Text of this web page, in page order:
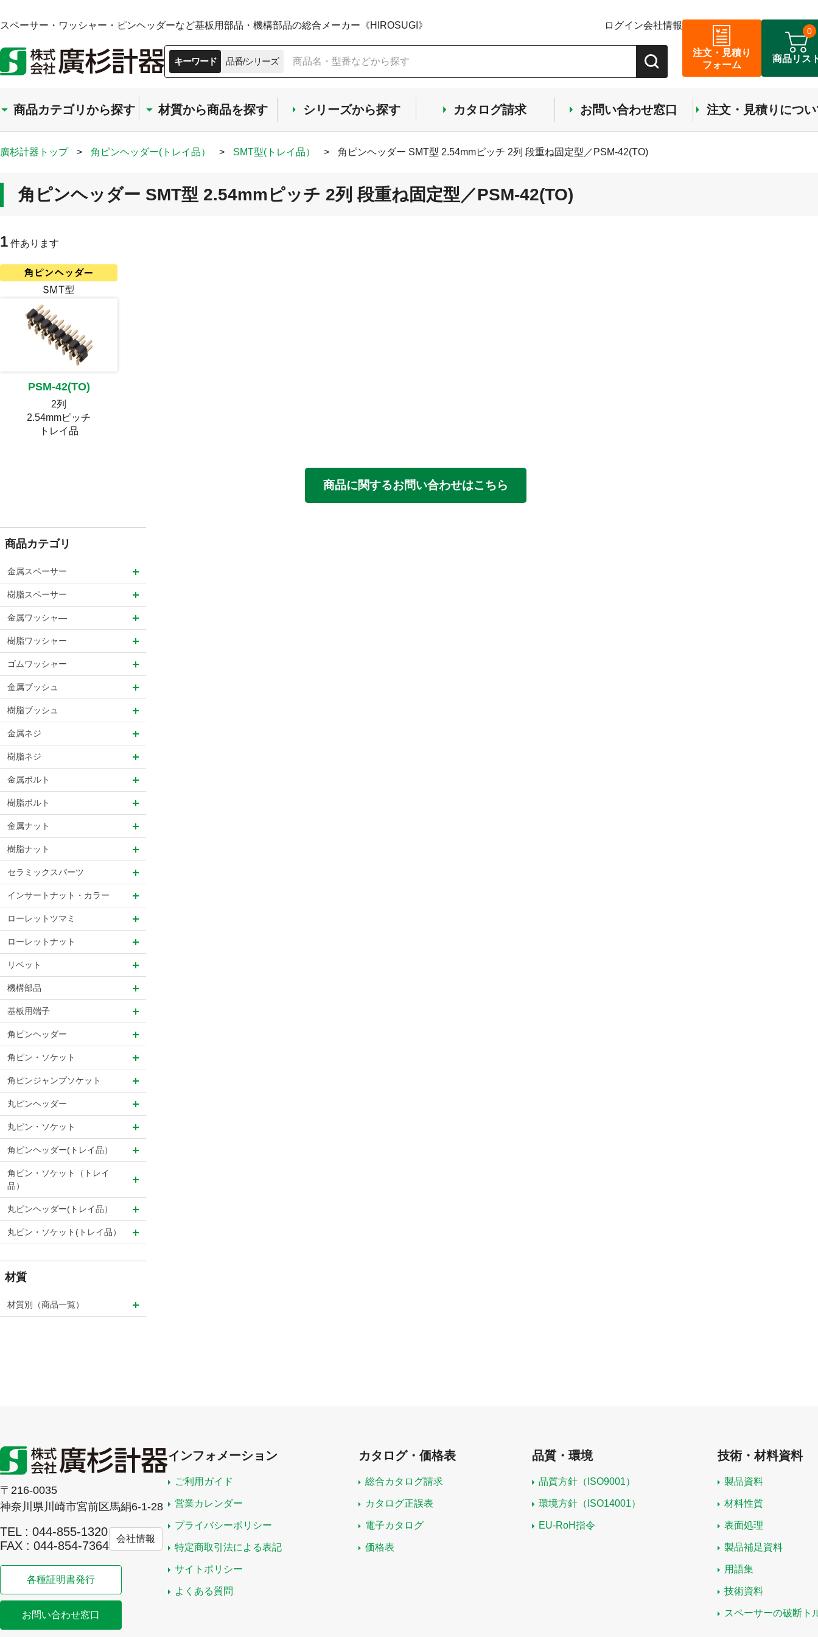
スペーサー・ワッシャー・ピンヘッダーなど基板用部品・機構部品の総合メーカー《HIROSUGI》 ログイン会社情報
キーワード 品番/シリーズ
注文・見積り
フォーム
商品リス
0
商品カテゴリから探す 材質から商品を探す シリーズから探す カタログ請求 お問い合わせ窓口 注文・見積りにつ
廣杉計器トップ > 角ピンヘッダー(トレイ品） > SMT型(トレイ品） > 角ピンヘッダー SMT型 2.54mmピッチ 2列 段重ね固定型／PSM-42(TO)
角ピンヘッダー SMT型 2.54mmピッチ 2列 段重ね固定型／PSM-42(TO)
1 件あります
PSM-42(TO)
2列
2.54mmピッチ
トレイ品
商品に関するお問い合わせはこちら
商品カテゴリ
金属スペーサー
樹脂スペーサー
金属ワッシャ―
樹脂ワッシャー
ゴムワッシャー
金属ブッシュ
樹脂ブッシュ
金属ネジ
樹脂ネジ
金属ボルト
樹脂ボルト
金属ナット
樹脂ナット
セラミックスパーツ
インサートナット・カラー
ローレットツマミ
ローレットナット
リベット
機構部品
基板用端子
角ピンヘッダー
角ピン・ソケット
角ピンジャンプソケット
丸ピンヘッダー
丸ピン・ソケット
角ピンヘッダー(トレイ品）
角ピン・ソケット（トレイ
品）
丸ピンヘッダー(トレイ品）
丸ピン・ソケット(トレイ品）
材質
材質別（商品一覧）
〒216-0035
神奈川県川崎市宮前区馬絹6-1-28
TEL : 044-855-1320
FAX : 044-854-7364
会社情報
各種証明書発行
お問い合わせ窓口
インフォメーション
ご利用ガイド
営業カレンダー
プライバシーポリシー
特定商取引法による表記
サイトポリシー
よくある質問
カタログ・価格表
総合カタログ請求
カタログ正誤表
電子カタログ
価格表
品質・環境
品質方針（ISO9001）
環境方針（ISO14001）
EU-RoH指令
技術・材料資料
製品資料
材料性質
表面処理
製品補足資料
用語集
技術資料
スペーサーの破断ト